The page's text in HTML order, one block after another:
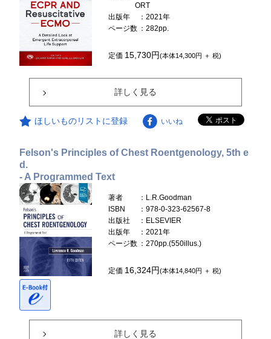
ORT
出版年
：2021年
ページ数 ：282pp.
定価 15,730円(本体14,300円 ＋ 税)
詳しく見る
ほしいものリストに登録 いいね
Felson's Principles of Chest Roentgenology, 5th e
d.
- A Programmed Text
著者
：L.R.Goodman
ISBN
：978-0-323-62567-8
出版社
：ELSEVIER
出版年
：2021年
ページ数 ：270pp.(550illus.)
定価 16,324円(本体14,840円 ＋ 税)
詳しく見る